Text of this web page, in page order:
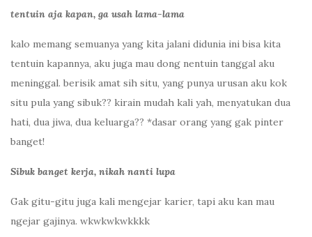
tentuin aja kapan, ga usah lama-lama
kalo memang semuanya yang kita jalani didunia ini bisa kita
tentuin kapannya, aku juga mau dong nentuin tanggal aku
meninggal. berisik amat sih situ, yang punya urusan aku kok
situ pula yang sibuk?? kirain mudah kali yah, menyatukan dua
hati, dua jiwa, dua keluarga?? *dasar orang yang gak pinter
banget!
Sibuk banget kerja, nikah nanti lupa
Gak gitu-gitu juga kali mengejar karier, tapi aku kan mau
ngejar gajinya. wkwkwkwkkkk